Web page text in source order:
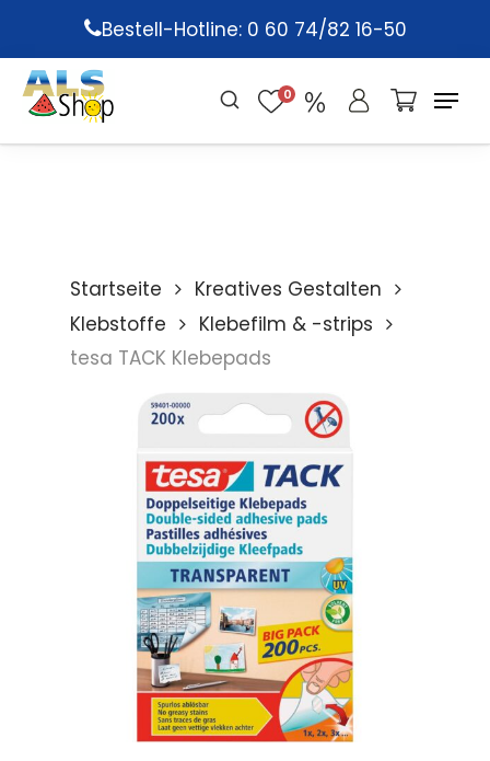
main
content
Bestell-Hotline: 0 60 74/82 16-50
0
Startseite
Kreatives Gestalten
Klebstoffe
Klebefilm & -strips
tesa TACK Klebepads